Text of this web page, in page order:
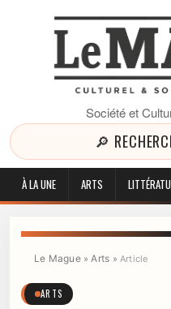
Société et
🔎
À LA UNE ARTS
Le Mague»Arts » Article
ARTS